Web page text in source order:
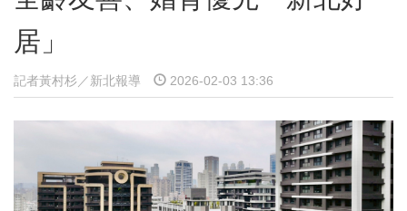
居」
記者黃村杉／新北報導 2026-02-03 13:36